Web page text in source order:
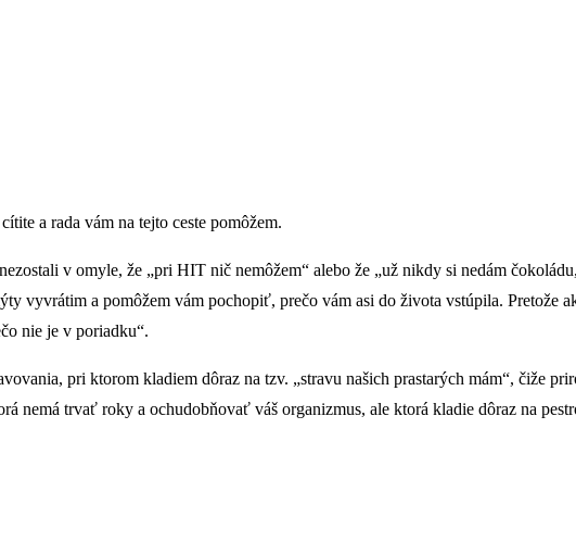
a rada vám na tejto ceste pomôžem.
v omyle, že „pri HIT nič nemôžem“ alebo že „už nikdy si nedám
vyvrátim a pomôžem vám pochopiť, prečo vám asi do života vstúpila. Pretože
nie je v poriadku“.
pri ktorom kladiem dôraz na tzv. „stravu našich prastarých mám“, čiže
nemá trvať roky a ochudobňovať váš organizmus, ale ktorá kladie dôraz na